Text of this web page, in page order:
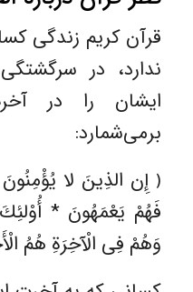
قرآن کریم زندگی
ندارد، در
ایشان را در
برمی‌شمارد:
﴿ إِن الذِينَ لا يُؤْمِنُونَ
فَهُمْ يَعْمَهُونَ *
وَهُمْ فِی الْآخِرَةِ هُمُ